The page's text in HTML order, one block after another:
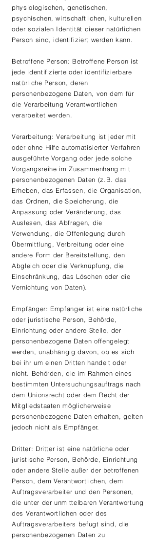
physiologischen, genetischen,
psychischen, wirtschaftlichen, kulturellen
oder sozialen Identität dieser natürlichen
Person sind, identifiziert werden kann.
Betroffene Person: Betroffene Person ist
jede identifizierte oder identifizierbare
natürliche Person, deren
personenbezogene Daten, von dem für
die Verarbeitung Verantwortlichen
verarbeitet werden.
Verarbeitung: Verarbeitung ist jeder mit
oder ohne Hilfe automatisierter Verfahren
ausgeführte Vorgang oder jede solche
Vorgangsreihe im Zusammenhang mit
personenbezogenen Daten (z.B. das
Erheben, das Erfassen, die Organisation,
das Ordnen, die Speicherung, die
Anpassung oder Veränderung, das
Auslesen, das Abfragen, die
Verwendung, die Offenlegung durch
Übermittlung, Verbreitung oder eine
andere Form der Bereitstellung, den
Abgleich oder die Verknüpfung, die
Einschränkung, das Löschen oder die
Vernichtung von Daten).
Empfänger: Empfänger ist eine natürliche
oder juristische Person, Behörde,
Einrichtung oder andere Stelle, der
personenbezogene Daten offengelegt
werden, unabhängig davon, ob es sich
bei ihr um einen Dritten handelt oder
nicht. Behörden, die im Rahmen eines
bestimmten Untersuchungsauftrags nach
dem Unionsrecht oder dem Recht der
Mitgliedstaaten möglicherweise
personenbezogene Daten erhalten, gelten
jedoch nicht als Empfänger.
Dritter: Dritter ist eine natürliche oder
juristische Person, Behörde, Einrichtung
oder andere Stelle außer der betroffenen
Person, dem Verantwortlichen, dem
Auftragsverarbeiter und den Personen,
die unter der unmittelbaren Verantwortung
des Verantwortlichen oder des
Auftragsverarbeiters befugt sind, die
personenbezogenen Daten zu